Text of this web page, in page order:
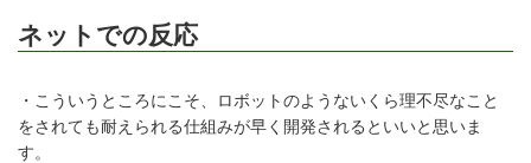
ネットでの反応
・こういうところにこそ、ロボットのようないくら理不尽なこと
をされても耐えられる仕組みが早く開発されるといいと思いま
す。